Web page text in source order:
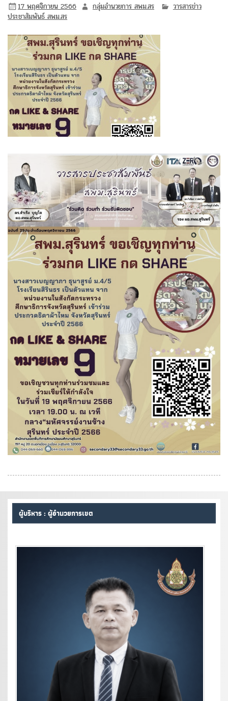
17 พฤศจิกายน 2566 กลุ่มอำนวยการ สพม.สร
วารสารข่าว
ประชาสัมพันธ์ สพม.สร
ผู้บริหาร : ผู้อำนวยการเขต